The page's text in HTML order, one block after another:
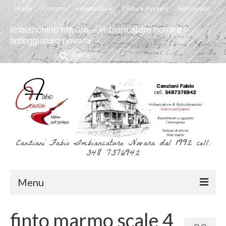
Home Contatto imbiancature Finiture di pregio Altri servizi
imbianchino novara – Imbiancature novara –
tinteggiature novara
Cerca:
Canziani Fabio Imbiancature Novara dal 1992 cell.
348 7376942
Menu
finto marmo scale 4